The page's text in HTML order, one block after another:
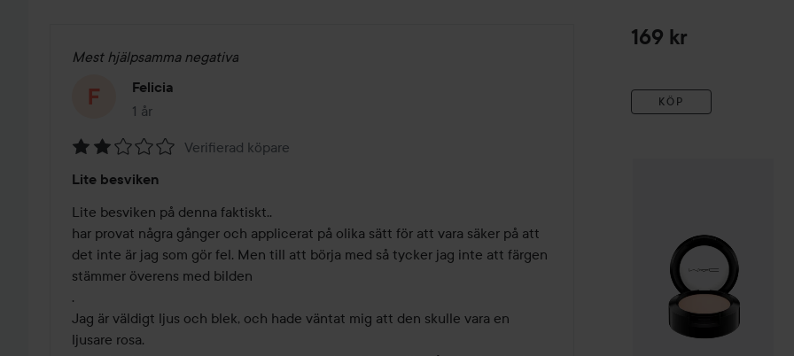
Mest hjälpsamma negativa
Felicia
1 år
Inlägget skapades 1 år
2
av
5
Verifierad köpare
Lite besviken
Lite besviken på denna faktiskt..
har provat några gånger och applicerat på olika sätt för att vara säker på att
det inte är jag som gör fel. Men till att börja med så tycker jag inte att färgen
stämmer överens med bilden
.
Jag är väldigt ljus och blek, och hade väntat mig att den skulle vara en
ljusare rosa.
169 kr
KÖP